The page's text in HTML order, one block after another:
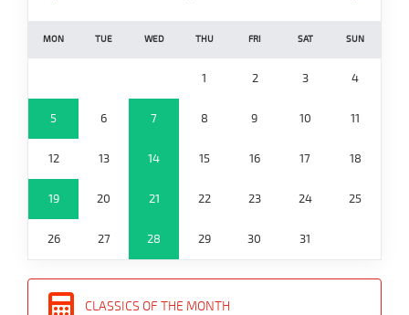
MON TUE WED THU FRI SAT SUN
1 2 3 4
5 6 7 8 9 10 11
12 13 14 15 16 17 18
19 20 21 22 23 24 25
26 27 28 29 30 31
CLASSICS OF THE MONTH